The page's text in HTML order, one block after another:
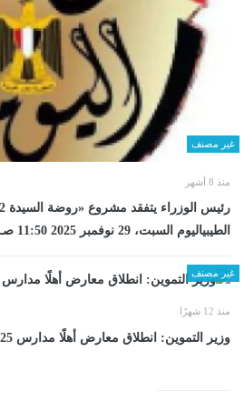
غير مصنف
منذ 8 أشهر
الطيبياليوم السبت، 29 نوفمبر 2025 11:50 صـ
غير مصنف
منذ 12 شهرًا
وزير التموين: انطلاق معارض أهلًا مدارس 2025 اعتبارا من 1 سبتمبر